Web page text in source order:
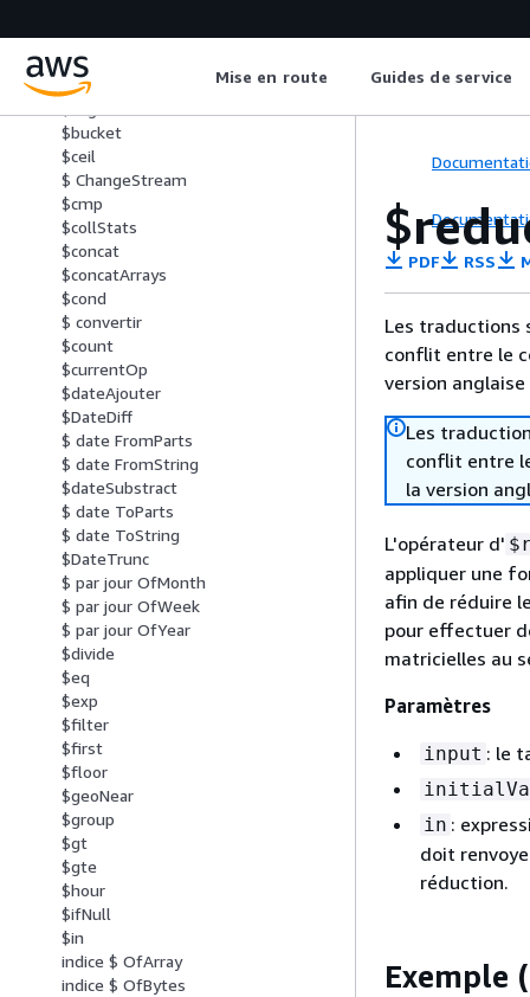
Mise en route Guides de service
$ n'importe lequel ElementTrue
$array ElemAt
$array ToObject
$bucket
$ceil
$ ChangeStream
$cmp
$collStats
$concat
$concatArrays
$cond
$ convertir
$count
$currentOp
$dateAjouter
$DateDiff
$ date FromParts
$ date FromString
$dateSubstract
$ date ToParts
$ date ToString
$DateTrunc
$ par jour OfMonth
$ par jour OfWeek
$ par jour OfYear
$divide
$eq
$exp
$filter
$first
$floor
$geoNear
$group
$gt
$gte
$hour
$ifNull
$in
indice $ OfArray
indice $ OfBytes
PDF RSS
Les traductions
conflit entre le
version
Les
conflit entre
la version
L'opérateur d'
appliquer une
afin de réduire
pour effectuer
matricielles au
Paramètres
input : le
in :
doit
réduction.
Exemple